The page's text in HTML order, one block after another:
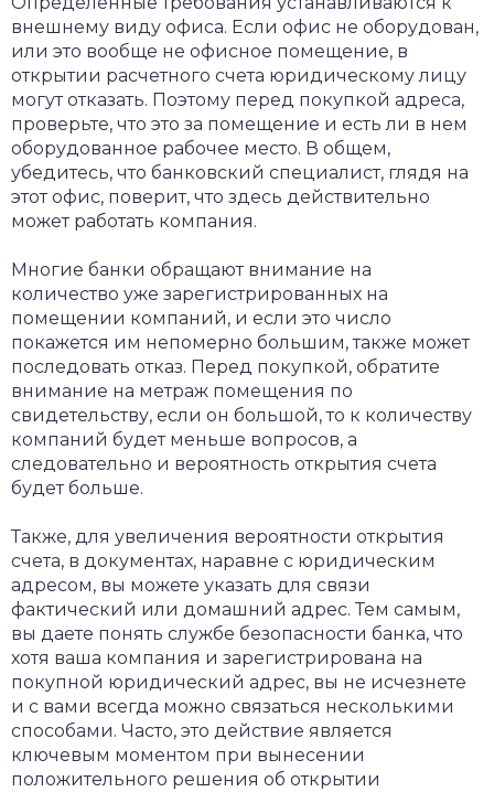
внешнему виду офиса. Если офис не оборудован,
или это вообще не офисное помещение, в
открытии расчетного счета юридическому лицу
могут отказать. Поэтому перед покупкой адреса,
проверьте, что это за помещение и есть ли в нем
оборудованное рабочее место. В общем,
убедитесь, что банковский специалист, глядя на
этот офис, поверит, что здесь действительно
может работать компания.
Многие банки обращают внимание на
количество уже зарегистрированных на
помещении компаний, и если это число
покажется им непомерно большим, также может
последовать отказ. Перед покупкой, обратите
внимание на метраж помещения по
свидетельству, если он большой, то к количеству
компаний будет меньше вопросов, а
следовательно и вероятность открытия счета
будет больше.
Также, для увеличения вероятности открытия
счета, в документах, наравне с юридическим
адресом, вы можете указать для связи
фактический или домашний адрес. Тем самым,
вы даете понять службе безопасности банка, что
хотя ваша компания и зарегистрирована на
покупной юридический адрес, вы не исчезнете
и с вами всегда можно связаться несколькими
способами. Часто, это действие является
ключевым моментом при вынесении
положительного решения об открытии